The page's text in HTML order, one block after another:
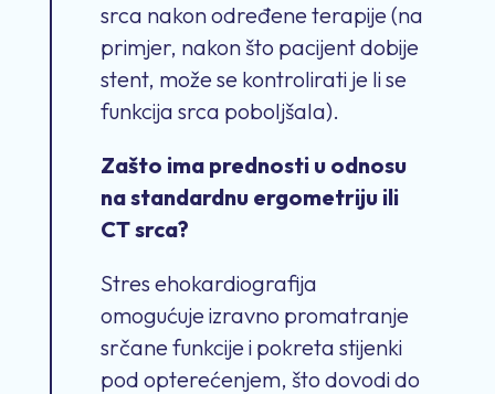
srca nakon određene terapije (na
primjer, nakon što pacijent dobije
stent, može se kontrolirati je li se
funkcija srca poboljšala).
Zašto ima prednosti u odnosu
na standardnu ergometriju ili
CT srca?
Stres ehokardiografija
omogućuje izravno promatranje
srčane funkcije i pokreta stijenki
pod opterećenjem, što dovodi do